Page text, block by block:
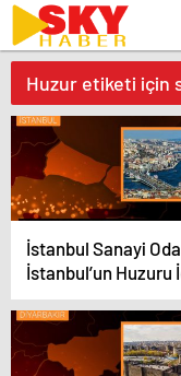
Huzur etiketi için
İstanbul Sanayi
İstanbul’un Huzuru
Asayiş
Ele Aldı